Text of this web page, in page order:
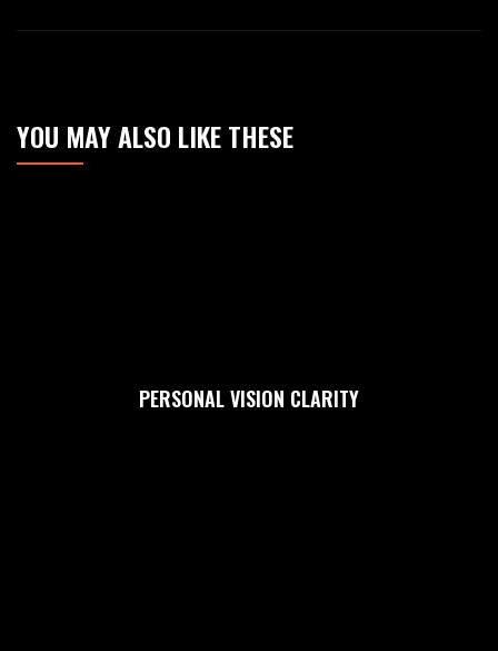
YOU MAY ALSO LIKE THESE
PERSONAL VISION CLARITY